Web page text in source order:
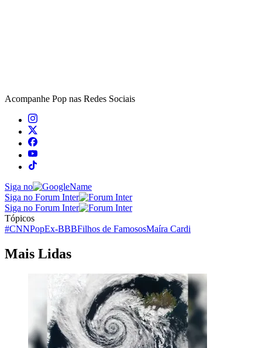
Acompanhe Pop nas Redes Sociais
Siga no
Siga no Forum Inter
Siga no Forum Inter
Tópicos
#CNNPopEx-BBBFilhos de FamososMaíra Cardi
Mais Lidas